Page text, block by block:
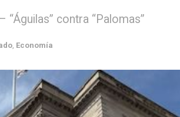
“Águilas” contra “Palomas”
Economía